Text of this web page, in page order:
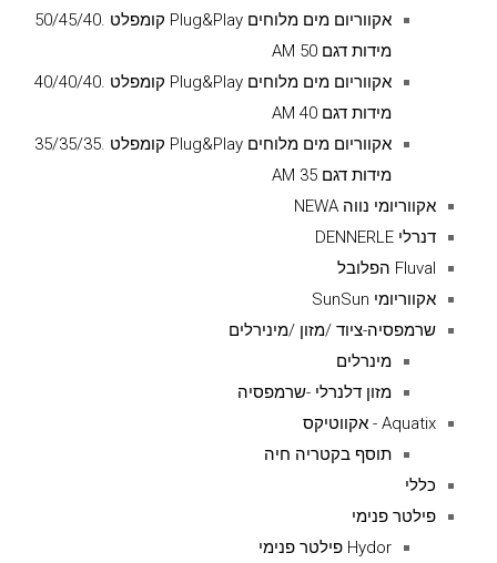
אקווריום מים מלוחים Plug&Play קומפלט .50/45/40
מידות דגם AM 50
אקווריום מים מלוחים Plug&Play קומפלט .40/40/40
מידות דגם AM 40
אקווריום מים מלוחים Plug&Play קומפלט .35/35/35
מידות דגם AM 35
אקווריומי נווה NEWA
דנרלי DENNERLE
Fluval הפלובל
אקווריומי SunSun
שרמפסיה-ציוד /מזון /מינירלים
מינרלים
מזון דלנרלי -שרמפסיה
Aquatix - אקווטיקס
תוסף בקטריה חיה
כללי
פילטר פנימי
Hydor פילטר פנימי